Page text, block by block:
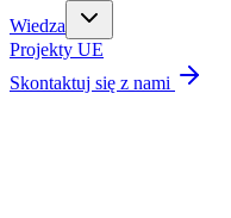
Wiedza
Projekty UE
Skontaktuj się z nami